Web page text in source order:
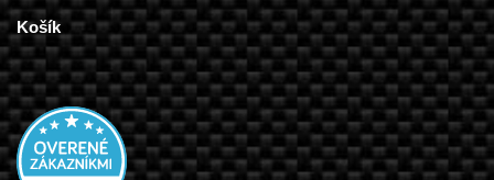
Košík